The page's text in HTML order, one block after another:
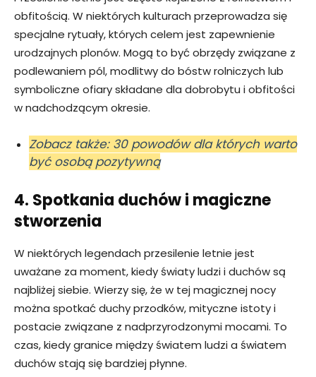
obfitością. W niektórych kulturach przeprowadza się
specjalne rytuały, których celem jest zapewnienie
urodzajnych plonów. Mogą to być obrzędy związane z
podlewaniem pól, modlitwy do bóstw rolniczych lub
symboliczne ofiary składane dla dobrobytu i obfitości
w nadchodzącym okresie.
Zobacz także: 30 powodów dla których warto
być osobą pozytywną
4. Spotkania duchów i magiczne
stworzenia
W niektórych legendach przesilenie letnie jest
uważane za moment, kiedy światy ludzi i duchów są
najbliżej siebie. Wierzy się, że w tej magicznej nocy
można spotkać duchy przodków, mityczne istoty i
postacie związane z nadprzyrodzonymi mocami. To
czas, kiedy granice między światem ludzi a światem
duchów stają się bardziej płynne.